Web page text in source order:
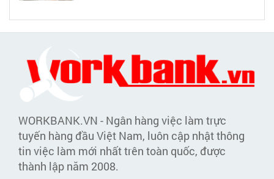
WORKBANK.VN - Ngân hàng việc làm trực
tuyến hàng đầu Việt Nam, luôn cập nhật thông
tin việc làm mới nhất trên toàn quốc, được
thành lập năm 2008.